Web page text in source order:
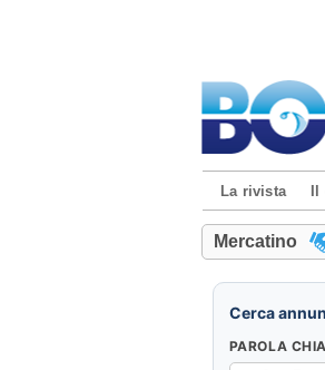
La rivista
Mercatino
Cerca
PAROLA